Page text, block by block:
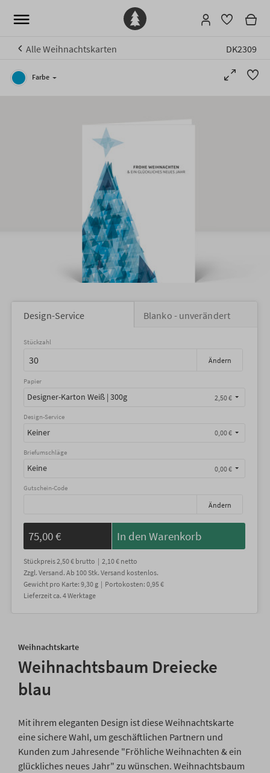
Alle Weihnachtskarten DK2309
Farbe
Design-Service Blanko - unverändert
Stückzahl
Ändern
Papier
Designer-Karton Weiß | 300g 2,50 €
Design-Service
Keiner 0,00 €
Briefumschläge
Keine 0,00 €
Gutschein-Code
Ändern
75,00 € In den Warenkorb
Stückpreis2,50 € brutto | 2,10 € netto
Zzgl. Versand. Ab 100 Stk. Versand kostenlos.
Gewicht pro Karte: 9,30 g | Portokosten: 0,95 €
Lieferzeitca. 4Werktage
Weihnachtskarte
Weihnachtsbaum Dreiecke
blau
Mit ihrem eleganten Design ist diese Weihnachtskarte
eine sichere Wahl, um geschäftlichen Partnern und
Kunden zum Jahresende "Fröhliche Weihnachten & ein
glückliches neues Jahr" zu wünschen. Weihnachtsbaum